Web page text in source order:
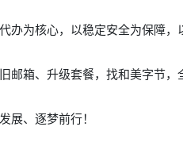
为核心，以稳定安全为保障
箱、升级套餐，找和美字节
展、逐梦前行！